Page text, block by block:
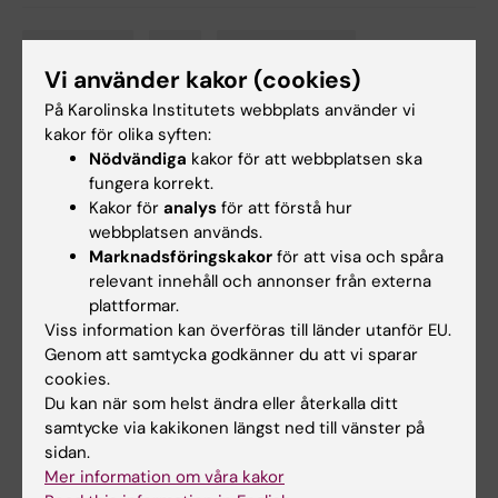
Tags
Uppdaterad av:
Christina Sundqvist 2026-01-14
Mer om det här ämnet
Tema: Idrott och motion
Vi använder kakor (cookies)
På Karolinska Institutets webbplats använder vi
kakor för olika syften:
Nödvändiga kakor för att webbplatsen ska
fungera korrekt.
Kakor för analys för att förstå hur
webbplatsen används.
Marknadsföringskakor för att visa och spåra
relevant innehåll och annonser från externa
plattformar.
Viss information kan överföras till länder utanför EU.
Genom att samtycka godkänner du att vi sparar
cookies.
Du kan när som helst ändra eller återkalla ditt
samtycke via kakikonen längst ned till vänster på
sidan.
Mer information om våra kakor